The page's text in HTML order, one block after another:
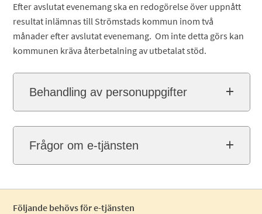
Efter avslutat evenemang ska en redogörelse över uppnått
resultat inlämnas till Strömstads kommun inom två
månader efter avslutat evenemang. Om inte detta görs kan
kommunen kräva återbetalning av utbetalat stöd.
Behandling av personuppgifter
Frågor om e-tjänsten
Följande behövs för e-tjänsten